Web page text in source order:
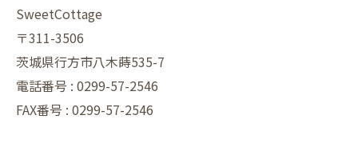
SweetCottage
〒311-3506
茨城県行方市八木蒔535-7
電話番号 : 0299-57-2546
FAX番号 : 0299-57-2546